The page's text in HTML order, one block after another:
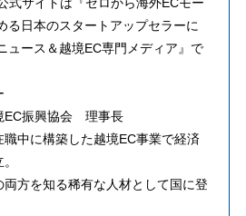
る日本のスタートアップセラーに
ュース＆越境EC専門メディア』で
EC振興協会 理事長
中に構築した越境EC事業で経済
方を知る稀有な人材として国に登